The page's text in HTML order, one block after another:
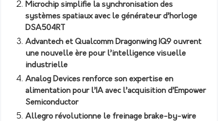
Microchip simplifie la synchronisation des
systèmes spatiaux avec le générateur d’horloge
DSA504RT
Advantech et Qualcomm Dragonwing IQ9 ouvrent
une nouvelle ère pour l’intelligence visuelle
industrielle
Analog Devices renforce son expertise en
alimentation pour l’IA avec l’acquisition d’Empower
Semiconductor
Allegro révolutionne le freinage brake-by-wire